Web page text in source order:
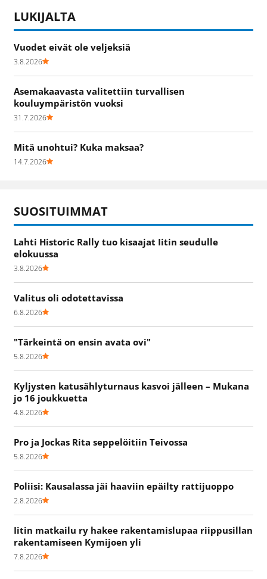
LUKIJALTA
Vuodet eivät ole veljeksiä
3.8.2026
Asemakaavasta valitettiin turvallisen
kouluympäristön vuoksi
31.7.2026
Mitä unohtui? Kuka maksaa?
14.7.2026
SUOSITUIMMAT
Lahti Historic Rally tuo kisaajat Iitin seudulle
elokuussa
3.8.2026
Valitus oli odotettavissa
6.8.2026
"Tärkeintä on ensin avata ovi"
5.8.2026
Kyljysten katusählyturnaus kasvoi jälleen – Mukana
jo 16 joukkuetta
4.8.2026
Pro ja Jockas Rita seppelöitiin Teivossa
5.8.2026
Poliisi: Kausalassa jäi haaviin epäilty rattijuoppo
2.8.2026
Iitin matkailu ry hakee rakentamislupaa riippusillan
rakentamiseen Kymijoen yli
7.8.2026